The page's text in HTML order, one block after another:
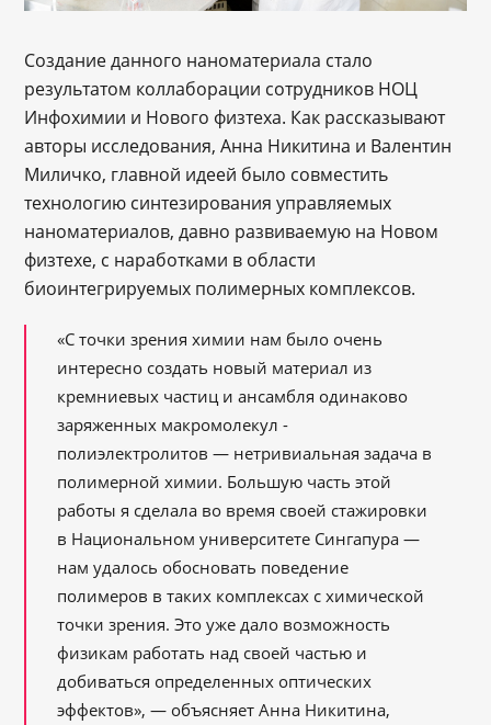
Создание данного наноматериала стало
результатом коллаборации сотрудников НОЦ
Инфохимии и Нового физтеха. Как рассказывают
авторы исследования, Анна Никитина и Валентин
Миличко, главной идеей было совместить
технологию синтезирования управляемых
наноматериалов, давно развиваемую на Новом
физтехе, с наработками в области
биоинтегрируемых полимерных комплексов.
«С точки зрения химии нам было очень
интересно создать новый материал из
кремниевых частиц и ансамбля одинаково
заряженных макромолекул -
полиэлектролитов — нетривиальная задача в
полимерной химии. Большую часть этой
работы я сделала во время своей стажировки
в Национальном университете Сингапура —
нам удалось обосновать поведение
полимеров в таких комплексах с химической
точки зрения. Это уже дало возможность
физикам работать над своей частью и
добиваться определенных оптических
эффектов», — объясняет Анна Никитина,